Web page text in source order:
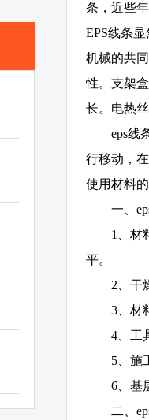
条，近些
EPS线条
机械的共
性。支架
长。电热
eps线
行移动，
使用材料
一、
1、材
平。
2、干
3、材
4、工
5、施
6、基
二、